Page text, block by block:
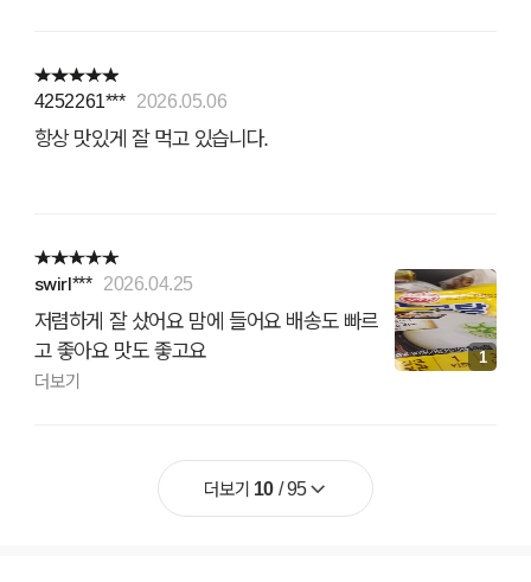
4252261*** 2026.05.06
항상 맛있게 잘 먹고 있습니다.
swirl*** 2026.04.25
저렴하게 잘 샀어요 맘에 들어요 배송도 빠르
고 좋아요 맛도 좋고요
더보기
1
더보기 10/95